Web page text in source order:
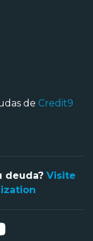
de Credit9
deuda? Visite